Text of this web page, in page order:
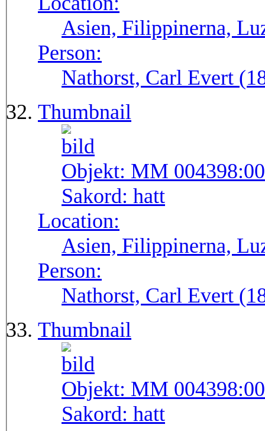
Asien, Filippinerna,
Person:
Nathorst, Carl Evert
Thumbnail
Objekt: MM
Sakord: hatt
Location:
Asien, Filippinerna,
Person:
Nathorst, Carl Evert
Thumbnail
Objekt: MM
Sakord: hatt